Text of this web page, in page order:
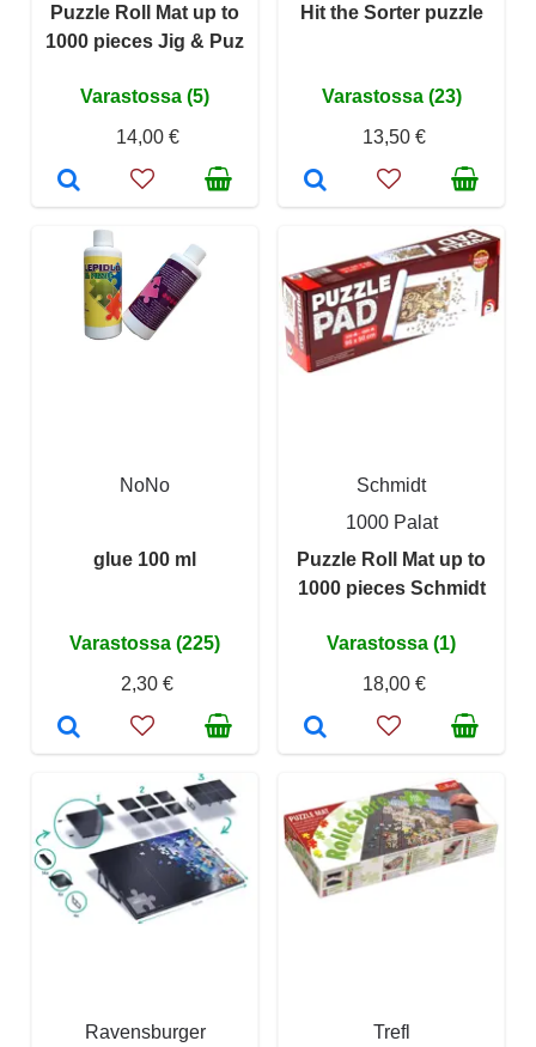
Puzzle Roll Mat up to
1000 pieces Jig & Puz
Varastossa (5)
14,00 €
Hit the Sorter puzzle
Varastossa (23)
13,50 €
NoNo
glue 100 ml
Varastossa (225)
2,30 €
Schmidt
1000 Palat
Puzzle Roll Mat up to
1000 pieces Schmidt
Varastossa (1)
18,00 €
Ravensburger Trefl